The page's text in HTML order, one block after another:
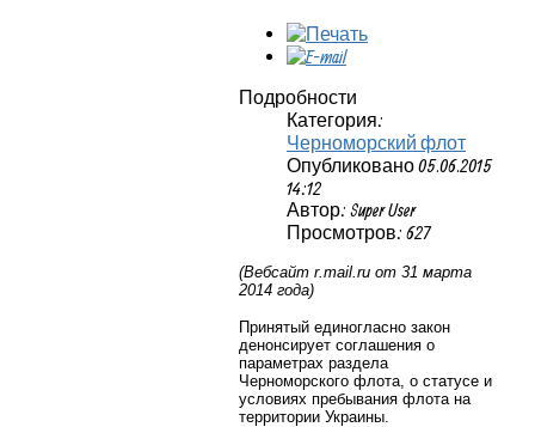
Подробности
Категория:
Черноморский флот
Опубликовано 05.06.2015
14:12
Автор: Super User
Просмотров: 627
(Вебсайт r. mail ru от 31 марта
2014 года)
Принятый единогласно закон
денонсирует соглашения о
параметрах раздела
Черноморского флота, о статусе и
условиях пребывания флота на
территории Украины.